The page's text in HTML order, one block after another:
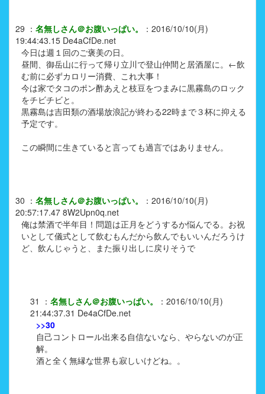
29 ： 名無しさん＠お腹いっぱい。 ： 2016/10/10(月)
19:44:43.15 De4aCfDe.net
今日は週１回のご褒美の日。
昼間、御岳山に行って帰り立川で登山仲間と居酒屋に。←飲
む前に必ずカロリー消費、これ大事！
今は家でタコのポン酢あえと枝豆をつまみに黒霧島のロック
をチビチビと。
黒霧島は吉田類の酒場放浪記が終わる22時まで３杯に抑える
予定です。
この瞬間に生きていると言っても過言ではありません。
30 ： 名無しさん＠お腹いっぱい。 ： 2016/10/10(月)
20:57:17.47 8W2Upn0q.net
俺は禁酒で半年目！問題は正月をどうするか悩んでる。お祝
いとして儀式として飲むもんだから飲んでもいいんだろうけ
ど、飲んじゃうと、また振り出しに戻りそうで
31 ： 名無しさん＠お腹いっぱい。 ： 2016/10/10(月)
21:44:37.31 De4aCfDe.net
>>30
自己コントロール出来る自信ないなら、やらないのが正
解。
酒と全く無縁な世界も寂しいけどね。。